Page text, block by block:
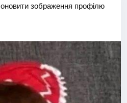
оновити зображення профілю